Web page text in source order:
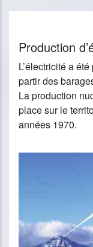
Production
L’électricité a
partir des
La production
place sur le
années 1970.